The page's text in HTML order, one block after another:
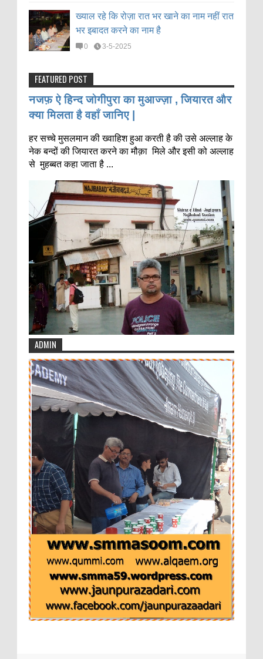
ख्याल रहे कि रोज़ा रात भर खाने का नाम नहीं रात
भर इबादत करने का नाम है
0 3-5-2025
FEATURED POST
नजफ़ ऐ हिन्द जोगीपुरा का मुआज्ज़ा , जियारत और
क्या मिलता है वहाँ जानिए |
हर सच्चे मुसलमान की ख्वाहिश हुआ करती है की उसे अल्लाह के
नेक बन्दों की जियारत करने का मौक़ा मिले और इसी को अल्लाह
से मुहब्बत कहा जाता है ...
ADMIN